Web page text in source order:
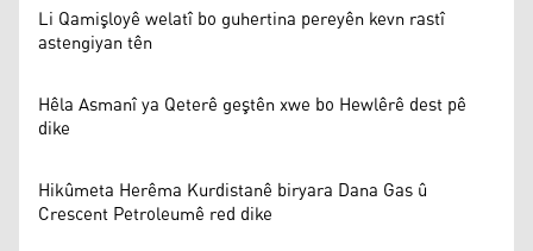
Li Qamişloyê welatî bo guhertina pereyên kevn rastî
astengiyan tên
Hêla Asmanî ya Qeterê geştên xwe bo Hewlêrê dest pê
dike
Hikûmeta Herêma Kurdistanê biryara Dana Gas û
Crescent Petroleumê red dike